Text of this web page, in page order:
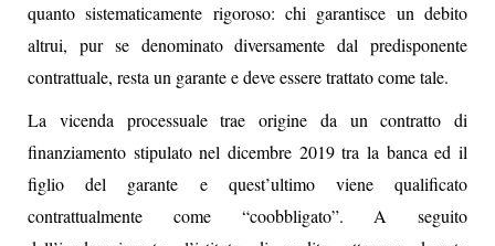
quanto sistematicamente rigoroso: chi garantisce un debito
altrui, pur se denominato diversamente dal predisponente
contrattuale, resta un garante e deve essere trattato come tale.
La vicenda processuale trae origine da un contratto di
finanziamento stipulato nel dicembre 2019 tra la banca ed il
figlio del garante e quest’ultimo viene qualificato
contrattualmente come “coobbligato”. A seguito